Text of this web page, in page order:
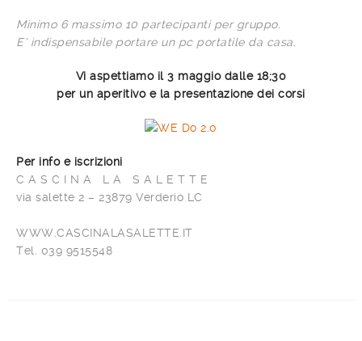
Minimo 6 massimo 10 partecipanti per gruppo.
E’ indispensabile portare un pc portatile da casa.
Vi aspettiamo il 3 maggio dalle 18;30
per un aperitivo e la presentazione dei corsi
Per info e iscrizioni
C A S C I N A L A S A L E T T E
via salette 2 – 23879 Verderio LC
WWW.CASCINALASALETTE.IT
Tel. 039 9515548